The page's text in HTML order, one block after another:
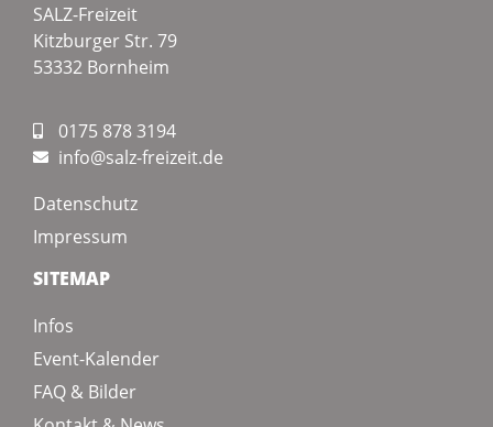
SALZ-Freizeit
Kitzburger Str. 79
53332 Bornheim
0175 878 3194
info@salz-freizeit.de
Datenschutz
Impressum
SITEMAP
Infos
Event-Kalender
FAQ & Bilder